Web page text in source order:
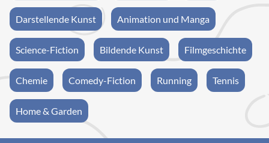
Darstellende Kunst Animation und Manga
Science-Fiction Bildende Kunst Filmgeschichte
Chemie Comedy-Fiction Running Tennis
Home & Garden